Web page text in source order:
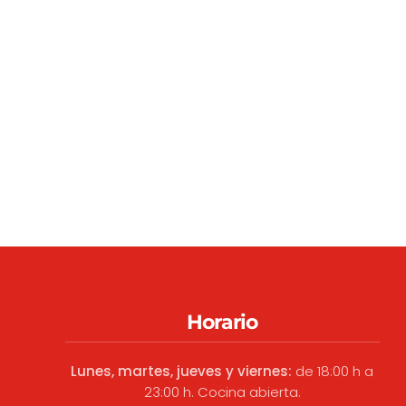
Horario
Lunes, martes, jueves y viernes: de 18:00 h a
23:00 h. Cocina abierta.